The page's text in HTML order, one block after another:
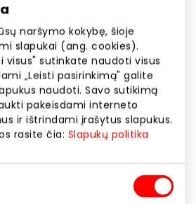
naršymo kokybę, šioje
slapukai (ang. cookies).
visus" sutinkate naudoti visus
„Leisti pasirinkimą" galite
naudoti. Savo sutikimą
pakeisdami interneto
ir ištrindami įrašytus slapukus.
rasite čia: Slapukų politika
lokaciją žemėlapyje
prekės ženklas,
kvapus namams, bet ir
Kvapų salone galite rasti
aromaterapines sojų vaško
skalbimio priemones
kuriuose suderinome ne tik
bet ir kokybę kartu su subtiliu